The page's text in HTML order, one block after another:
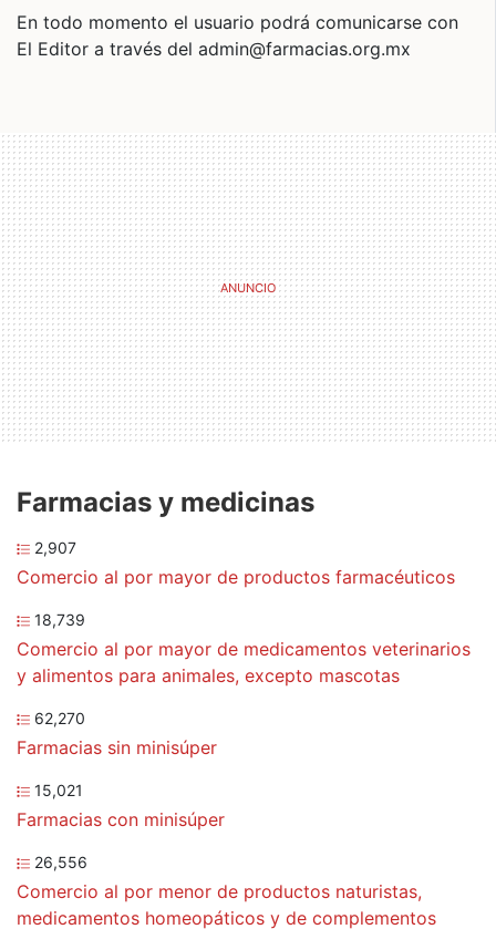
En todo momento el usuario podrá comunicarse con
El Editor a través del admin@farmacias.org.mx
Farmacias y medicinas
2,907
Comercio al por mayor de productos farmacéuticos
18,739
Comercio al por mayor de medicamentos veterinarios
y alimentos para animales, excepto mascotas
62,270
Farmacias sin minisúper
15,021
Farmacias con minisúper
26,556
Comercio al por menor de productos naturistas,
medicamentos homeopáticos y de complementos